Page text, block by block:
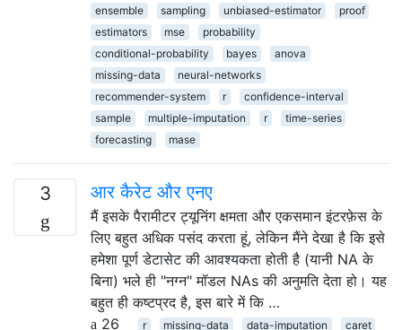
ensemble
sampling unbiased-estimator
proof
estimators
mse
probability
conditional-probability
bayes
anova
missing-data
neural-networks
recommender-system
r
confidence-interval
sample
multiple-imputation r
time-series
forecasting
mase
3 आर कैरेट और एनए
मैं इसके पैरामीटर ट्यूनिंग क्षमता और एकसमान इंटरफ़ेस के
लिए बहुत अधिक पसंद करता हूं, लेकिन मैंने देखा है कि इसे
हमेशा पूर्ण डेटासेट की आवश्यकता होती है (यानी NA के
बिना) भले ही "नग्न" मॉडल NAs की अनुमति देता हो। यह
बहुत ही कष्टप्रद है, इस बारे में कि …
26
r missing-data data-imputation caret